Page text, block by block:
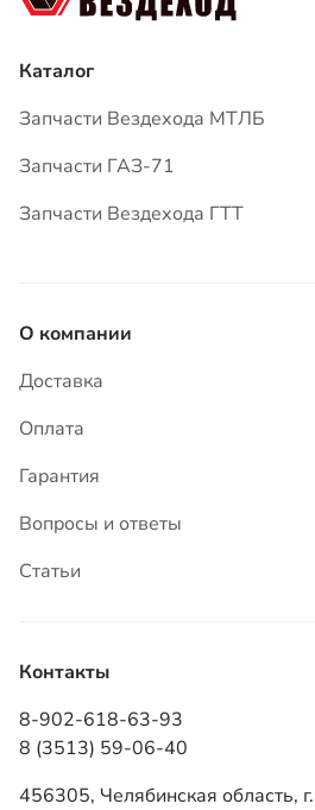
Каталог
Запчасти Вездехода МТЛБ
Запчасти ГАЗ-71
Запчасти Вездехода ГТТ
О компании
Доставка
Оплата
Гарантия
Вопросы и ответы
Статьи
Контакты
8-902-618-63-93
8 (3513) 59-06-40
456305, Челябинская область,